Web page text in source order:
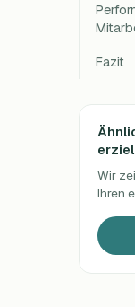
Fazit
Wir
Ihren